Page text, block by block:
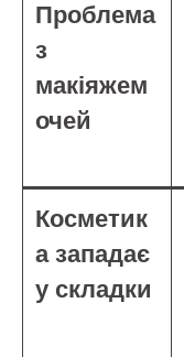
Проблема
з
макіяжем
очей
Косметик
а западає
у складки